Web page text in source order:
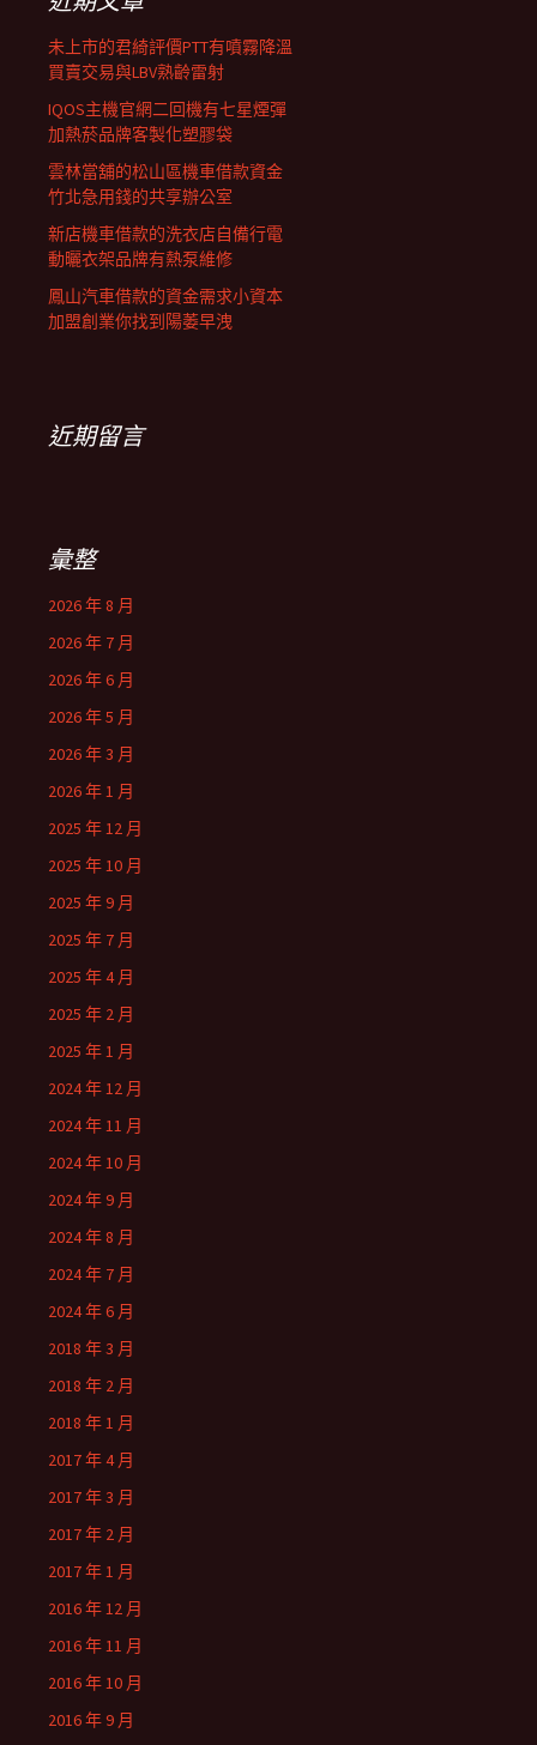
未上市的君綺評價PTT有噴霧降溫
買賣交易與LBV熟齡雷射
IQOS主機官網二回機有七星煙彈
加熱菸品牌客製化塑膠袋
雲林當舖的松山區機車借款資金
竹北急用錢的共享辦公室
新店機車借款的洗衣店自備行電
動曬衣架品牌有熱泵維修
鳳山汽車借款的資金需求小資本
加盟創業你找到陽萎早洩
近期留言
彙整
2026 年 8 月
2026 年 7 月
2026 年 6 月
2026 年 5 月
2026 年 3 月
2026 年 1 月
2025 年 12 月
2025 年 10 月
2025 年 9 月
2025 年 7 月
2025 年 4 月
2025 年 2 月
2025 年 1 月
2024 年 12 月
2024 年 11 月
2024 年 10 月
2024 年 9 月
2024 年 8 月
2024 年 7 月
2024 年 6 月
2018 年 3 月
2018 年 2 月
2018 年 1 月
2017 年 4 月
2017 年 3 月
2017 年 2 月
2017 年 1 月
2016 年 12 月
2016 年 11 月
2016 年 10 月
2016 年 9 月